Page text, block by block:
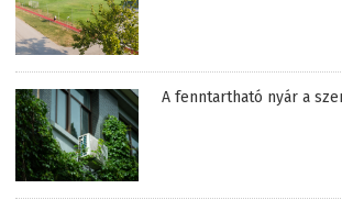
A fenntartható nyár a